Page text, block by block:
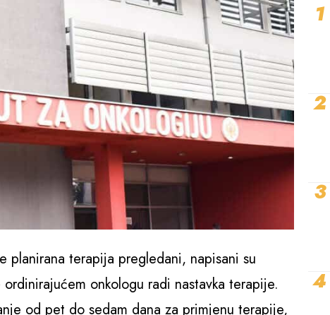
planirana terapija pregledani, napisani su
onkologu radi nastavka terapije.
od pet do sedam dana za primjenu terapije,
1
2
3
4